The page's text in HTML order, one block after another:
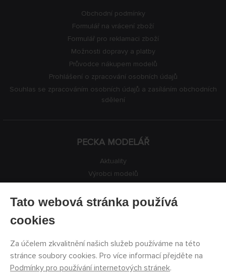
Obchodní podmínky
Formulář na vrácení zboží
Formulář pro reklamaci zboží
Možnosti dopravy a platby
Průvodce nákupem modelů
Prohlášení o zpracování osobních údajů
Souhlas se zpracováním osobních údajů a zasíláním obchodních
sdělení
PECKA MODELÁŘ
Aktuality
Výrobci modelů
Kontakty
Tato webová stránka používá
cookies
Za účelem zkvalitnění našich služeb používáme na této
stránce soubory cookies. Pro více informací přejděte na
Podmínky pro používání internetových stránek.